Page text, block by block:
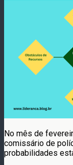
No mês de
comissário de
probabilidades